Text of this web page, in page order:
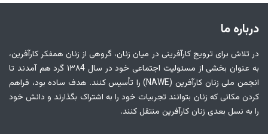
درباره ما
در تلاش برای ترویج کارآفرینی در میان زنان، گروهی از زنان همفکر کارآفرین،
به عنوان بخشی از مسئولیت اجتماعی خود در سال ۱۳۸4 گرد هم آمدند تا
انجمن ملی زنان کارآفرین (NAWE) را تأسیس کنند. هدف ساده بود، فراهم
کردن مکانی که زنان بتوانند تجربیات خود را به اشتراک بگذارند و دانش خود
را به نسل بعدی زنان کارآفرین منتقل کنند.